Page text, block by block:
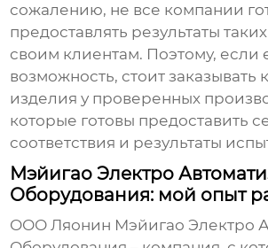
сожалению, не все компании
предоставлять результаты
своим клиентам. Поэтому, если
возможность, стоит заказывать
изделия у проверенных
которые готовы предоставить
соответствия и результаты
Мэйигао Электро
Оборудования: мой опыт
ООО Ляонин Мэйигао Электро